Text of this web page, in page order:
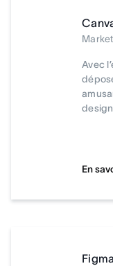
Avec
En
Figma